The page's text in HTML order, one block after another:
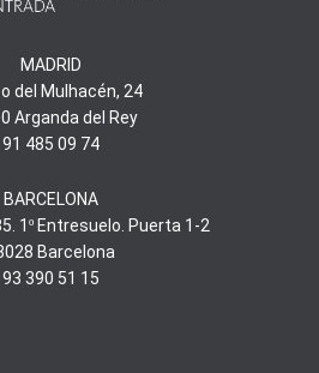
MADRID
del Mulhacén, 24
Arganda del Rey
91 485 09 74
BARCELONA
1º Entresuelo. Puerta 1-2
Barcelona
93 390 51 15